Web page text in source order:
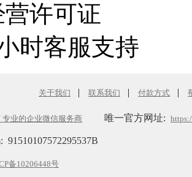
营许可证
时客服支持
关于我们 | 联系我们 | 付款方式 |
专业的企业微信服务商 唯一官方网址:
91510107572295537B
备10206448号